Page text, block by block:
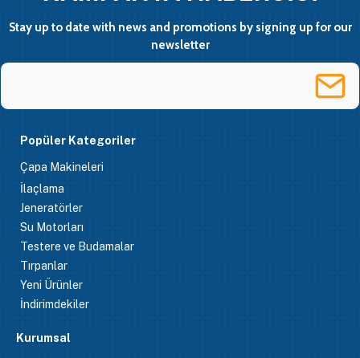
Stay up to date with news and promotions by signing up for our
newsletter
Popüler Kategoriler
Çapa Makineleri
İlaçlama
Jeneratörler
Su Motorları
Testere ve Budamalar
Tırpanlar
Yeni Ürünler
İndirimdekiler
Kurumsal